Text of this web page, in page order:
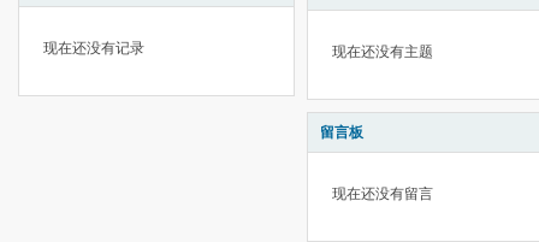
现在还没有记录 现在还没有主题
留言板
现在还没有留言